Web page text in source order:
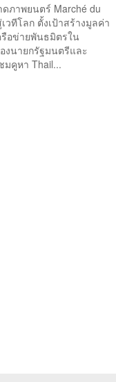
ภาพยนตร์ Marché du
ทีโลก ตั้งเป้าสร้างมูลค่า
รือข่ายพันธมิตรใน
นายกรัฐมนตรีและ
มคูหา Thail...